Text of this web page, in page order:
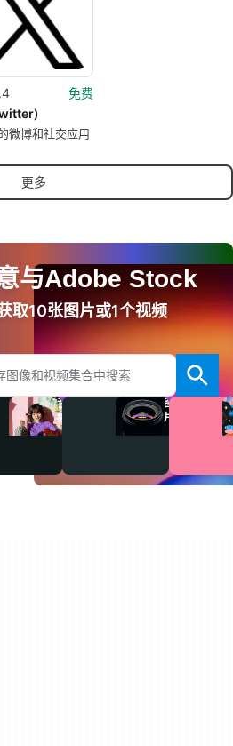
免费
微博和社交应用
更多
与Adobe Stock
取10张图片或1个视频
音
频
图
片